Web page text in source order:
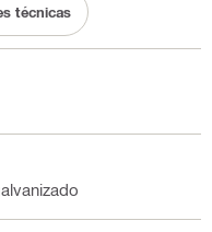
técnicas